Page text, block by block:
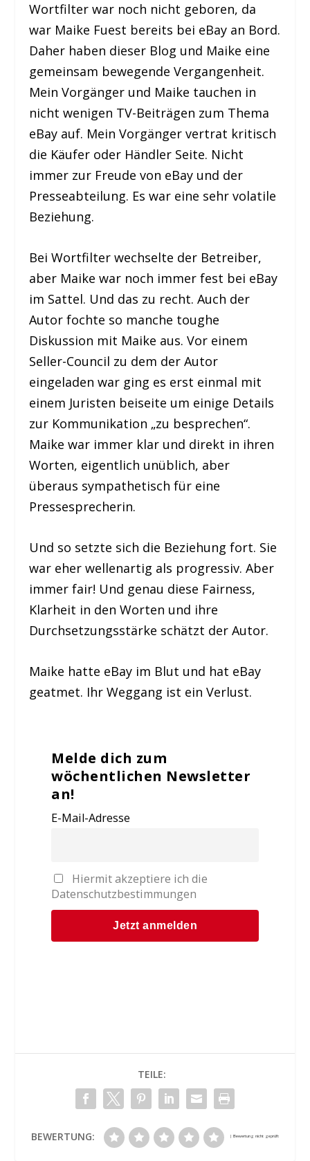
Wortfilter war noch nicht geboren, da
war Maike Fuest bereits bei eBay an Bord.
Daher haben dieser Blog und Maike eine
gemeinsam bewegende Vergangenheit.
Mein Vorgänger und Maike tauchen in
nicht wenigen TV-Beiträgen zum Thema
eBay auf. Mein Vorgänger vertrat kritisch
die Käufer oder Händler Seite. Nicht
immer zur Freude von eBay und der
Presseabteilung. Es war eine sehr volatile
Beziehung.
Bei Wortfilter wechselte der Betreiber,
aber Maike war noch immer fest bei eBay
im Sattel. Und das zu recht. Auch der
Autor fochte so manche toughe
Diskussion mit Maike aus. Vor einem
Seller-Council zu dem der Autor
eingeladen war ging es erst einmal mit
einem Juristen beiseite um einige Details
zur Kommunikation „zu besprechen“.
Maike war immer klar und direkt in ihren
Worten, eigentlich unüblich, aber
überaus sympathetisch für eine
Pressesprecherin.
Und so setzte sich die Beziehung fort. Sie
war eher wellenartig als progressiv. Aber
immer fair! Und genau diese Fairness,
Klarheit in den Worten und ihre
Durchsetzungsstärke schätzt der Autor.
Maike hatte eBay im Blut und hat eBay
geatmet. Ihr Weggang ist ein Verlust.
Melde dich zum
wöchentlichen Newsletter
an!
E-Mail-Adresse
Hiermit akzeptiere ich die
Datenschutzbestimmungen
TEILE:
BEWERTUNG: